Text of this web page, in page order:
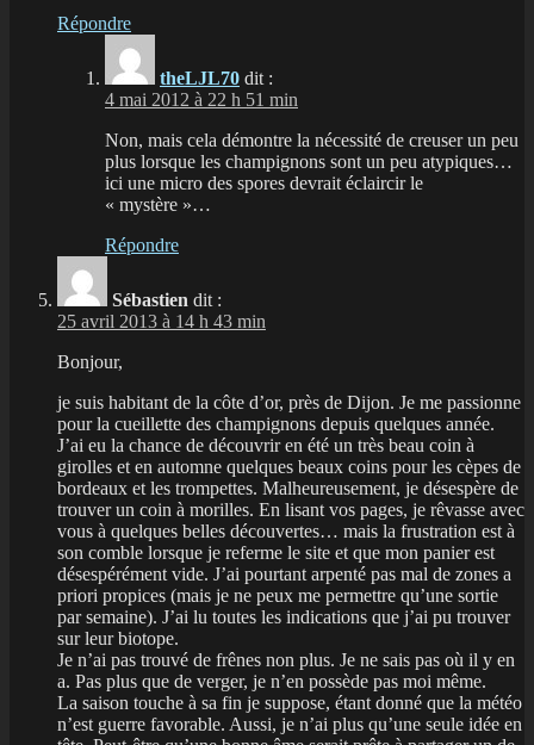
Répondre
theLJL70 dit :
4 mai 2012 à 22 h 51 min
Non, mais cela démontre la nécessité de creuser un peu
plus lorsque les champignons sont un peu atypiques…
ici une micro des spores devrait éclaircir le
« mystère »…
Répondre
Sébastien dit :
25 avril 2013 à 14 h 43 min
Bonjour,
je suis habitant de la côte d’or, près de Dijon. Je me passionne
pour la cueillette des champignons depuis quelques année.
J’ai eu la chance de découvrir en été un très beau coin à
girolles et en automne quelques beaux coins pour les cèpes de
bordeaux et les trompettes. Malheureusement, je désespère de
trouver un coin à morilles. En lisant vos pages, je rêvasse avec
vous à quelques belles découvertes… mais la frustration est à
son comble lorsque je referme le site et que mon panier est
désespérément vide. J’ai pourtant arpenté pas mal de zones a
priori propices (mais je ne peux me permettre qu’une sortie
par semaine). J’ai lu toutes les indications que j’ai pu trouver
sur leur biotope.
Je n’ai pas trouvé de frênes non plus. Je ne sais pas où il y en
a. Pas plus que de verger, je n’en possède pas moi même.
La saison touche à sa fin je suppose, étant donné que la météo
n’est guerre favorable. Aussi, je n’ai plus qu’une seule idée en